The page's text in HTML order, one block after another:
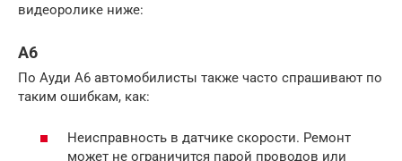
видеоролике ниже:
A6
По Ауди А6 автомобилисты также часто спрашивают по
таким ошибкам, как:
Неисправность в датчике скорости. Ремонт
может не ограничится парой проводов или